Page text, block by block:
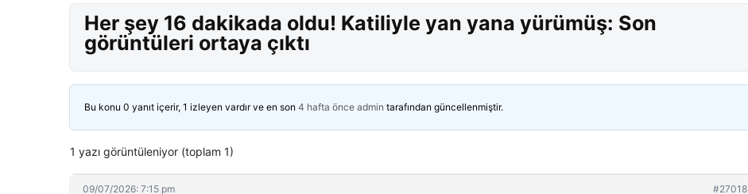
Her şey 16 dakikada oldu! Katiliyle yan yana yürümüş: Son
görüntüleri ortaya çıktı
Bu konu 0 yanıt içerir, 1 izleyen vardır ve en son 4 hafta önce admin tarafından güncellenmiştir.
1 yazı görüntüleniyor (toplam 1)
09/07/2026: 7:15 pm #27018